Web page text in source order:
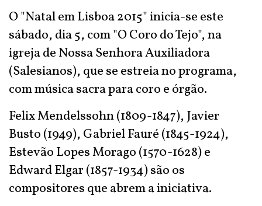
O "Natal em Lisboa 2015" inicia-se este
sábado, dia 5, com "O Coro do Tejo", na
igreja de Nossa Senhora Auxiliadora
(Salesianos), que se estreia no programa,
com música sacra para coro e órgão.
Felix Mendelssohn (1809-1847), Javier
Busto (1949), Gabriel Fauré (1845-1924),
Estevão Lopes Morago (1570-1628) e
Edward Elgar (1857-1934) são os
compositores que abrem a iniciativa.